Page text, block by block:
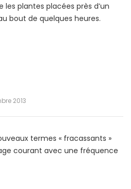
plantes placées près d’un
bout de quelques heures.
2013
termes « fracassants »
courant avec une fréquence